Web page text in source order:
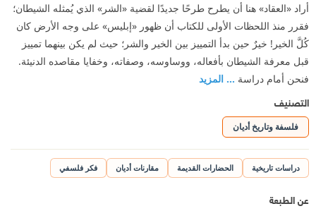
أراد «العقاد» هنا أن يطرح طرحًا جديدًا لقضية «الشر» الذي يُمثله الشيطان؛
فقرر منذ اللحظات الأولى للكتاب أن ظهور «إبليس» على وجه الأرض كان
كُلَّ الخير! خيرٌ حين بدأ التمييز بين الخير والشر؛ حيث لم يكن بينهما تمييز
قبل معرفة الشيطان بأفعاله، ووساوسه، وصفاته، وخفايا مقاصده الدنيئة.
فنحن أمام دراسة ... المزيد
التصنيف
فلسفة وتاريخ أديان
دراسات تاريخية الحضارات القديمة مقارنات أديان فكر فلسفي
عن الطبعة